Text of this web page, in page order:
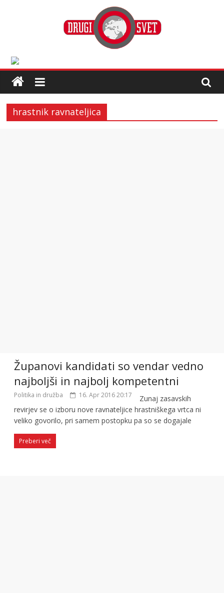
hrastnik ravnateljica
Županovi kandidati so vendar vedno
najboljši in najbolj kompetentni
Politika in družba 16. Apr 2016 20:17
Zunaj zasavskih
revirjev se o izboru nove ravnateljice hrastniškega vrtca ni
veliko govorilo, pri samem postopku pa so se dogajale
Preberi več